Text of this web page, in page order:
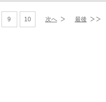
9 10 次へ 最後